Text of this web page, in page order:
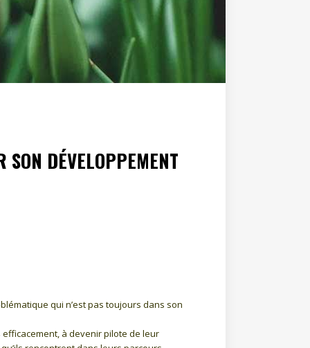
DÉVELOPPEMENT
qui n’est pas toujours dans son
à devenir pilote de leur